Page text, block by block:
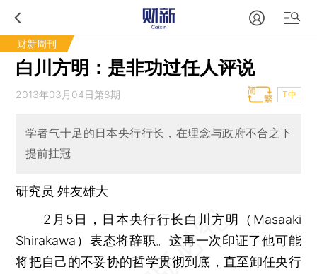
财新周刊
白川方明：是非功过任人评说
2013年03月04日第8期 T中
学者气十足的日本央行行长，在理念与政府不合之下
提前挂冠
研究员 舛友雄大
2月5日，日本央行行长白川方明（Masaaki
Shirakawa）表态将辞职。这再一次印证了他可能
将把自己的不妥协的哲学贯彻到底，直至卸任央行